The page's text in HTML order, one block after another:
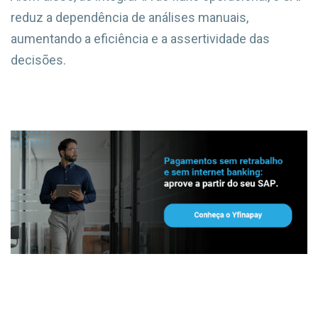
reduz a dependência de análises manuais,
aumentando a eficiência e a assertividade das
decisões.